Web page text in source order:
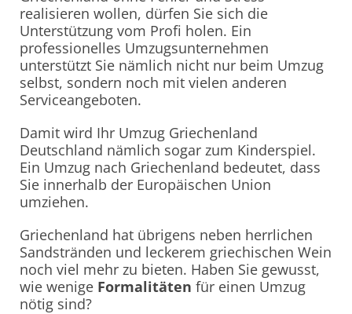
realisieren wollen, dürfen Sie sich die
Unterstützung vom Profi holen. Ein
professionelles Umzugsunternehmen
unterstützt Sie nämlich nicht nur beim Umzug
selbst, sondern noch mit vielen anderen
Serviceangeboten.
Damit wird Ihr Umzug Griechenland
Deutschland nämlich sogar zum Kinderspiel.
Ein Umzug nach Griechenland bedeutet, dass
Sie innerhalb der Europäischen Union
umziehen.
Griechenland hat übrigens neben herrlichen
Sandstränden und leckerem griechischen Wein
noch viel mehr zu bieten. Haben Sie gewusst,
wie wenige Formalitäten für einen Umzug
nötig sind?